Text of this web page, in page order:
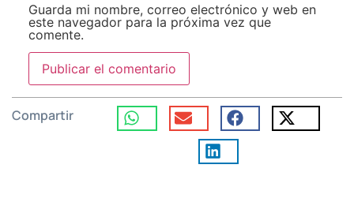
Guarda mi nombre, correo electrónico y web en
este navegador para la próxima vez que
comente.
Compartir